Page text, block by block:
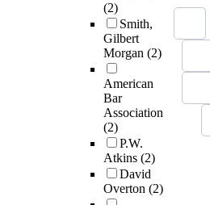
(2)
Smith,
Gilbert
Morgan (2)
American
Bar
Association
(2)
P.W.
Atkins (2)
David
Overton (2)